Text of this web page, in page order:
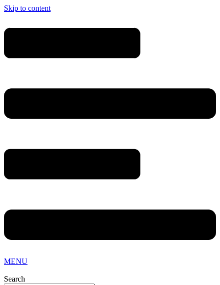
Skip to content
MENU
Search